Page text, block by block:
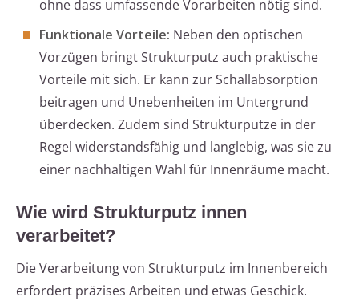
ohne dass umfassende Vorarbeiten nötig sind.
Funktionale Vorteile: Neben den optischen
Vorzügen bringt Strukturputz auch praktische
Vorteile mit sich. Er kann zur Schallabsorption
beitragen und Unebenheiten im Untergrund
überdecken. Zudem sind Strukturputze in der
Regel widerstandsfähig und langlebig, was sie zu
einer nachhaltigen Wahl für Innenräume macht.
Wie wird Strukturputz innen
verarbeitet?
Die Verarbeitung von Strukturputz im Innenbereich
erfordert präzises Arbeiten und etwas Geschick.